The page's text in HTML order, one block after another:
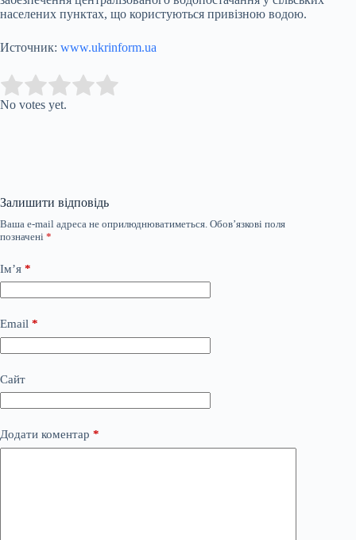
населених пунктах, що користуються привізною водою.
Источник: www.ukrinform.ua
Rate this item:
No votes yet.
Залишити відповідь
Ваша e-mail адреса не оприлюднюватиметься. Обов’язкові поля
позначені *
Ім’я *
Email *
Сайт
Додати коментар *